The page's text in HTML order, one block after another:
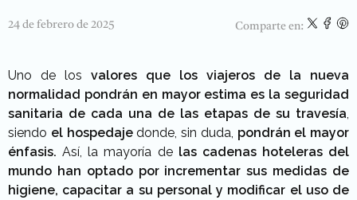
24 de febrero de 2025 Comparte en:
Uno de los valores que los viajeros de la nueva
normalidad pondrán en mayor estima es la seguridad
sanitaria de cada una de las etapas de su travesía
siendo el hospedajedonde, sin duda, pondrán el mayor
énfasis. Así, la mayoría delas cadenas hoteleras del
mundo han optado por incrementar sus medidas de
higiene, capacitar a su personal y modificar el uso de